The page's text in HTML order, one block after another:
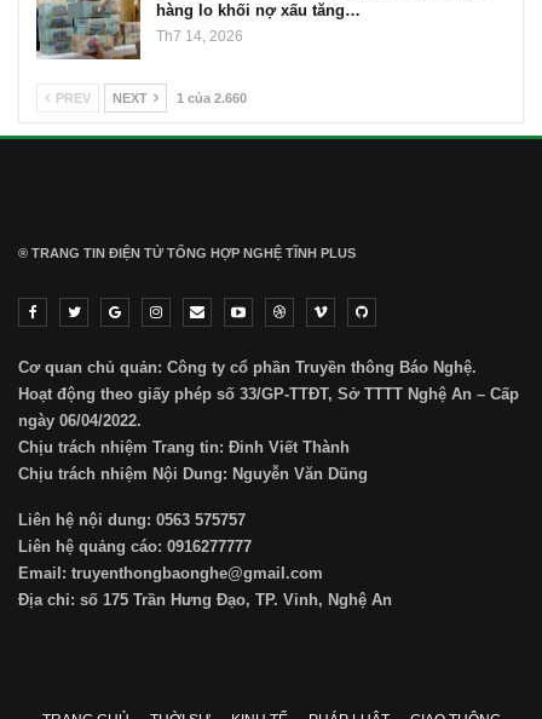
hàng lo khối nợ xấu tăng…
Th7 14, 2026
PREV NEXT 1 của 2.660
® TRANG TIN ĐIỆN TỬ ТỔNG HỢP NGHỆ TĨNH PLUS
Cơ quan chủ quản: Công ty cổ phần Truyền thông Báo Nghệ.
Hoạt động theo giấy phép số 33/GP-TTĐT, Sở TTTT Nghệ An – Cấp
ngày 06/04/2022.
Chịu trách nhiệm Trang tin: Đinh Viết Thành
Chịu trách nhiệm Nội Dung: Nguyễn Văn Dũng
Liên hệ nội dung: 0563 575757
Liên hệ quảng cáo: 0916277777
Email: truyenthongbaonghe@gmail.com
Địa chỉ: số 175 Trần Hưng Đạo, TP. Vinh, Nghệ An